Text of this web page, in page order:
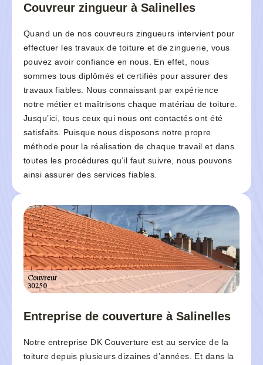
Couvreur zingueur à Salinelles
Quand un de nos couvreurs zingueurs intervient pour
effectuer les travaux de toiture et de zinguerie, vous
pouvez avoir confiance en nous. En effet, nous
sommes tous diplômés et certifiés pour assurer des
travaux fiables. Nous connaissant par expérience
notre métier et maîtrisons chaque matériau de toiture.
Jusqu’ici, tous ceux qui nous ont contactés ont été
satisfaits. Puisque nous disposons notre propre
méthode pour la réalisation de chaque travail et dans
toutes les procédures qu’il faut suivre, nous pouvons
ainsi assurer des services fiables.
Entreprise de couverture à Salinelles
Notre entreprise DK Couverture est au service de la
toiture depuis plusieurs dizaines d’années. Et dans la